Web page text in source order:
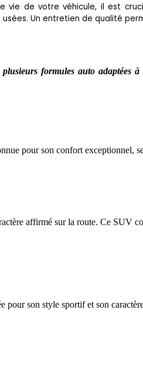
de votre véhicule, il est
Un entretien de qualité
plusieurs formules auto adaptées
pour son confort exceptionnel,
affirmé sur la route. Ce SUV
son style sportif et son